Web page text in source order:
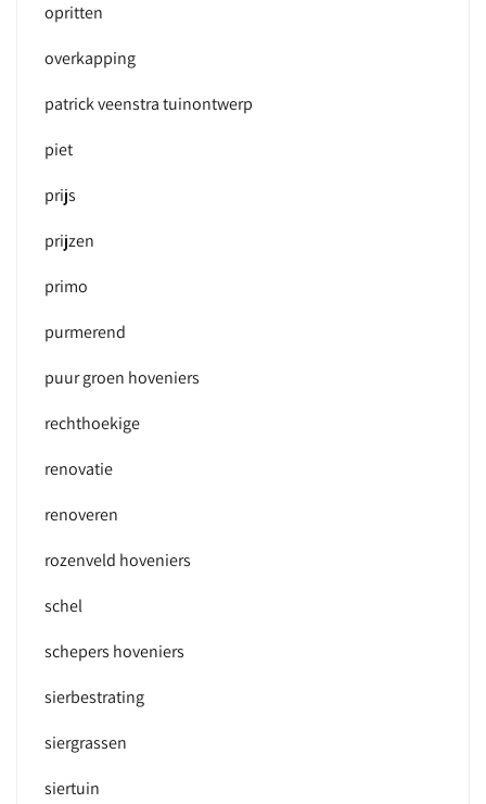
opritten
overkapping
patrick veenstra tuinontwerp
piet
prijs
prijzen
primo
purmerend
puur groen hoveniers
rechthoekige
renovatie
renoveren
rozenveld hoveniers
schel
schepers hoveniers
sierbestrating
siergrassen
siertuin